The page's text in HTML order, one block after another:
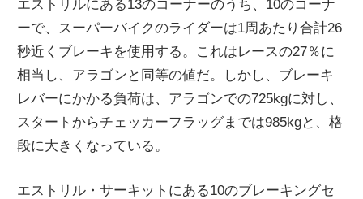
エストリルにある13のコーナーのうち、10のコーナ
ーで、スーパーバイクのライダーは1周あたり合計26
秒近くブレーキを使用する。これはレースの27％に
相当し、アラゴンと同等の値だ。しかし、ブレーキ
レバーにかかる負荷は、アラゴンでの725kgに対し、
スタートからチェッカーフラッグまでは985kgと、格
段に大きくなっている。
エストリル・サーキットにある10のブレーキングセ